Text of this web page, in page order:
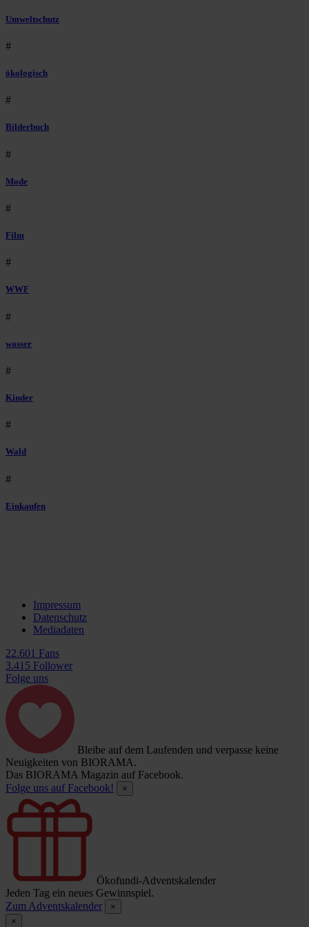
Umweltschutz
#
ökologisch
#
Bilderbuch
#
Mode
#
Film
#
WWF
#
wasser
#
Kinder
#
Wald
#
Einkaufen
Impressum
Datenschutz
Mediadaten
22.601 Fans
3.415 Follower
Folge uns
Bleibe auf dem Laufenden und verpasse keine
Neuigkeiten von BIORAMA.
Das BIORAMA Magazin auf Facebook.
Folge uns auf Facebook!
×
Ökofundi-Adventskalender
Jeden Tag ein neues Gewinnspiel.
Zum Adventskalender
×
×